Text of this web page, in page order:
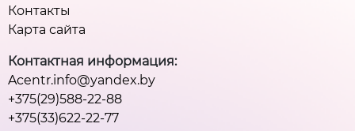
Контакты
Карта сайта
Контактная информация:
Acentr.info@yandex.by
+375(29)588-22-88
+375(33)622-22-77